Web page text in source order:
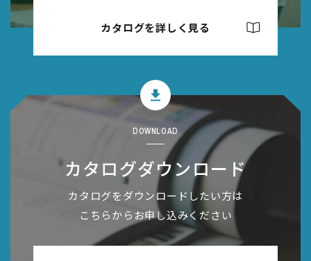
カタログを詳しく見る
DOWNLOAD
カタログダウンロード
カタログをダウンロードしたい方は
こちらからお申し込みください